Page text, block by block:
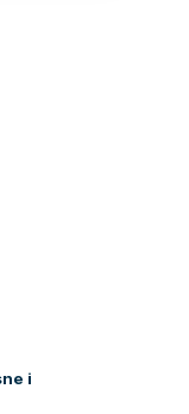
i